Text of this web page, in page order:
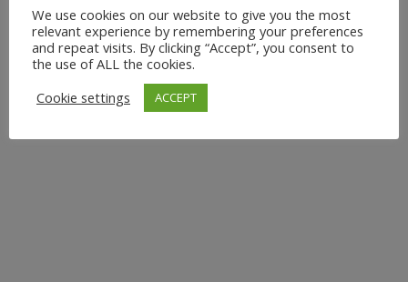
Entspannung und körperlichen Stärkung. Mein Vinyasa
Yoga Kurs zeichnet sich durch einen fließenden und
dynamischen Stil aus, der nicht nur deine Muskulatur
kräftigt, sondern auch deine Ausdauer, Balance...
We use cookies on our website to give you the most
relevant experience by remembering your preferences
and repeat visits. By clicking “Accept”, you consent to
the use of ALL the cookies.
Cookie settings
ACCEPT